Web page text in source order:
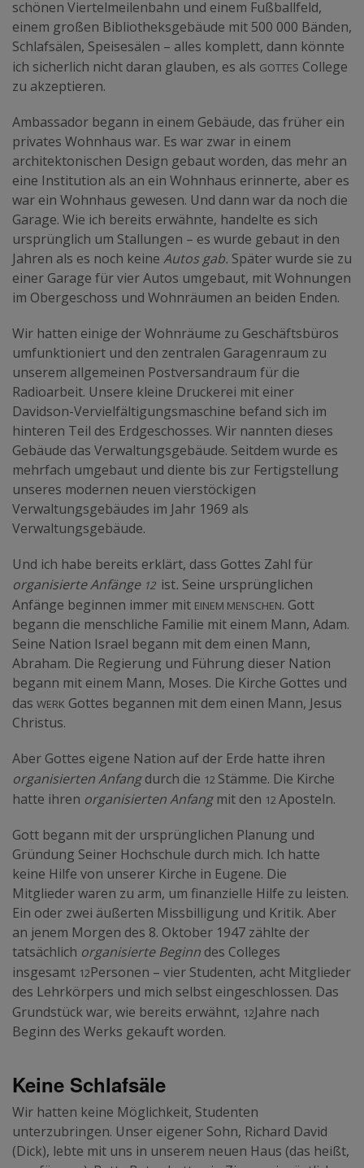
schönen Viertelmeilenbahn und einem Fußballfeld,
einem großen Bibliotheksgebäude mit 500 000 Bänden,
Schlafsälen, Speisesälen – alles komplett, dann könnte
ich sicherlich nicht daran glauben, es als Gottes College
zu akzeptieren.
Ambassador begann in einem Gebäude, das früher ein
privates Wohnhaus war. Es war zwar in einem
architektonischen Design gebaut worden, das mehr an
eine Institution als an ein Wohnhaus erinnerte, aber es
war ein Wohnhaus gewesen. Und dann war da noch die
Garage. Wie ich bereits erwähnte, handelte es sich
ursprünglich um Stallungen – es wurde gebaut in den
Jahren als es noch keine Autos gab. Später wurde sie zu
einer Garage für vier Autos umgebaut, mit Wohnungen
im Obergeschoss und Wohnräumen an beiden Enden.
Wir hatten einige der Wohnräume zu Geschäftsbüros
umfunktioniert und den zentralen Garagenraum zu
unserem allgemeinen Postversandraum für die
Radioarbeit. Unsere kleine Druckerei mit einer
Davidson-Vervielfältigungsmaschine befand sich im
hinteren Teil des Erdgeschosses. Wir nannten dieses
Gebäude das Verwaltungsgebäude. Seitdem wurde es
mehrfach umgebaut und diente bis zur Fertigstellung
unseres modernen neuen vierstöckigen
Verwaltungsgebäudes im Jahr 1969 als
Verwaltungsgebäude.
Und ich habe bereits erklärt, dass Gottes Zahl für
organisierte Anfänge 12 ist. Seine ursprünglichen
Anfänge beginnen immer mit einem Menschen. Gott
begann die menschliche Familie mit einem Mann, Adam.
Seine Nation Israel begann mit dem einen Mann,
Abraham. Die Regierung und Führung dieser Nation
begann mit einem Mann, Moses. Die Kirche Gottes und
das Werk Gottes begannen mit dem einen Mann, Jesus
Christus.
Aber Gottes eigene Nation auf der Erde hatte ihren
organisierten Anfangdurch die 12Stämme. Die Kirche
hatte ihren organisierten Anfangmit den 12Aposteln.
Gott begann mit der ursprünglichen Planung und
Gründung Seiner Hochschule durch mich. Ich hatte
keine Hilfe von unserer Kirche in Eugene. Die
Mitglieder waren zu arm, um finanzielle Hilfe zu leisten.
Ein oder zwei äußerten Missbilligung und Kritik. Aber
an jenem Morgen des 8. Oktober 1947 zählte der
tatsächlich organisierte Beginn des Colleges
insgesamt 12Personen – vier Studenten, acht Mitglieder
des Lehrkörpers und mich selbst eingeschlossen. Das
Grundstück war, wie bereits erwähnt, 12Jahre nach
Beginn des Werks gekauft worden.
Keine Schlafsäle
Wir hatten keine Möglichkeit, Studenten
unterzubringen. Unser eigener Sohn, Richard David
(Dick), lebte mit uns in unserem neuen Haus (das heißt,